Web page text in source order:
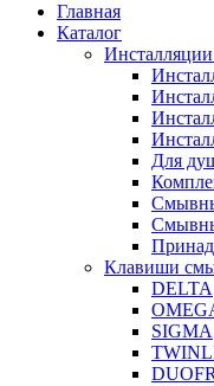
Главная
Каталог
Для
Клавиши
DELTA
SIGMA